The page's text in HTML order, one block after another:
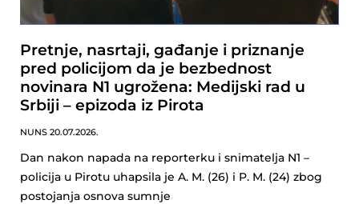
Pretnje, nasrtaji, gađanje i priznanje
pred policijom da je bezbednost
novinara N1 ugrožena: Medijski rad u
Srbiji – epizoda iz Pirota
NUNS 20.07.2026.
Dan nakon napada na reporterku i snimatelja N1 –
policija u Pirotu uhapsila je A. M. (26) i P. M. (24) zbog
postojanja osnova sumnje